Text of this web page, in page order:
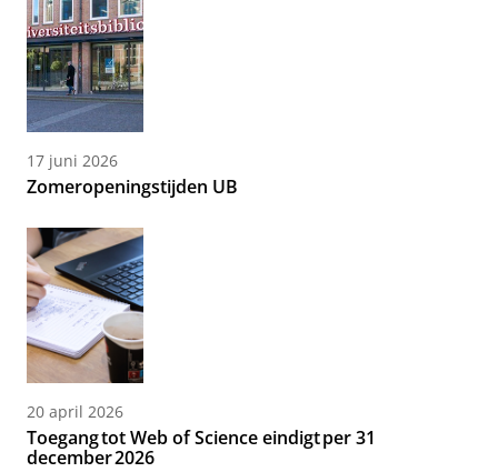
17 juni 2026
Zomeropeningstijden UB
20 april 2026
Toegang tot Web of Science eindigt per 31
december 2026